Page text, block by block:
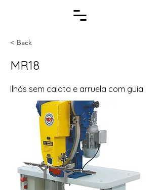
< Back
MR18
Ilhós sem calota e arruela com guia